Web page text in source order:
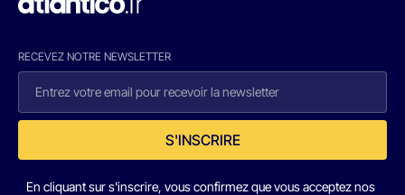
RECEVEZ NOTRE NEWSLETTER
S'INSCRIRE
En cliquant sur s'inscrire, vous confirmez que vous acceptez nos